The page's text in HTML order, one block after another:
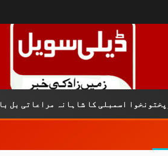
کا شاہانہ مراعاتی بل باقاعدہ قانون ہے